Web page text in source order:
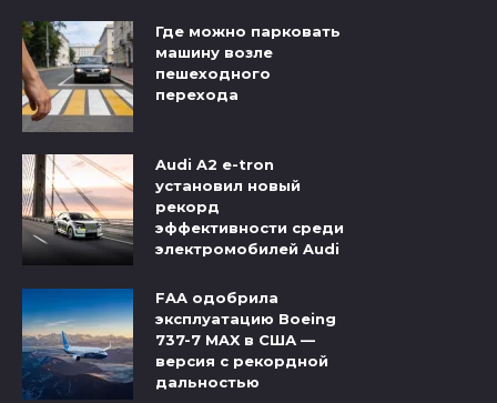
Где можно парковать
машину возле
пешеходного
перехода
Audi A2 e-tron
установил новый
рекорд
эффективности среди
электромобилей Audi
FAA одобрила
эксплуатацию Boeing
737-7 MAX в США —
версия с рекордной
дальностью